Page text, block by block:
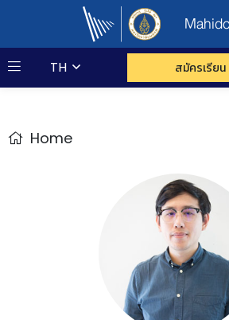
TH สมัครเรียน
Home